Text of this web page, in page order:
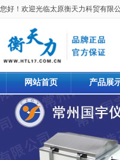
您好！欢迎光临太原衡天力科贸有限公
网站首页 产品展